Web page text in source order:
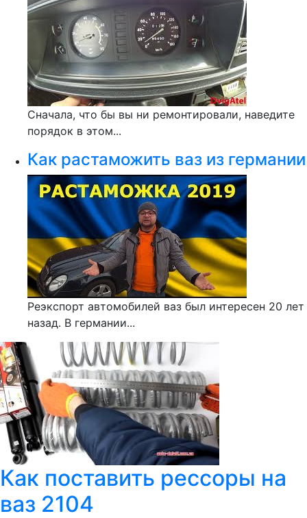
Сначала, что бы вы ни ремонтировали, наведите
порядок в этом...
Как растаможить ваз из германии
Реэкспорт автомобилей ваз был интересен 20 лет
назад. В германии...
Как поставить рессоры на
ваз 2104